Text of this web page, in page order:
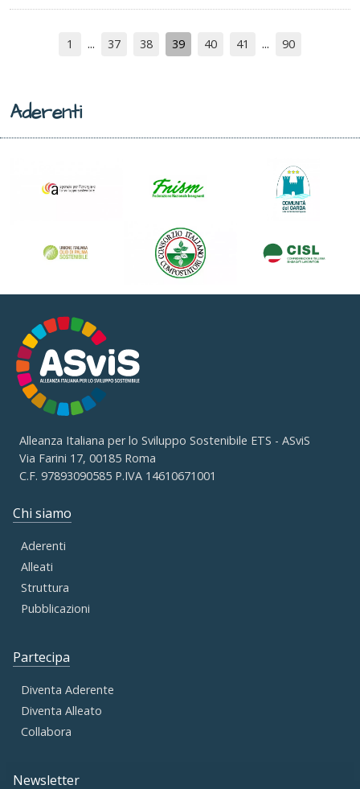
1 37 38 39 40 41 90
Aderenti
Alleanza Italiana per lo Sviluppo Sostenibile ETS - ASviS
Via Farini 17, 00185 Roma
C.F. 97893090585 P.IVA 14610671001
Chi siamo
Aderenti
Alleati
Struttura
Pubblicazioni
Partecipa
Diventa Aderente
Diventa Alleato
Collabora
Newsletter